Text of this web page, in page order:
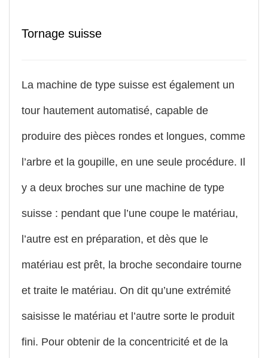
Tornage suisse
La machine de type suisse est également un
tour hautement automatisé, capable de
produire des pièces rondes et longues, comme
l’arbre et la goupille, en une seule procédure. Il
y a deux broches sur une machine de type
suisse : pendant que l’une coupe le matériau,
l’autre est en préparation, et dès que le
matériau est prêt, la broche secondaire tourne
et traite le matériau. On dit qu’une extrémité
saisisse le matériau et l’autre sorte le produit
fini. Pour obtenir de la concentricité et de la